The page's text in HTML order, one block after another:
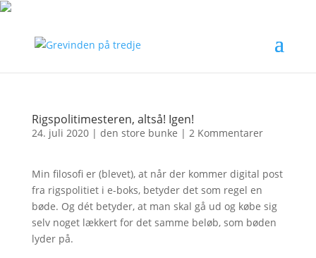
Rigspolitimesteren, altså! Igen!
24. juli 2020| den store bunke | 2 Kommentarer
Min filosofi er (blevet), at når der kommer digital post
fra rigspolitiet i e-boks, betyder det som regel en
bøde. Og dét betyder, at man skal gå ud og købe sig
selv noget lækkert for det samme beløb, som bøden
lyder på.